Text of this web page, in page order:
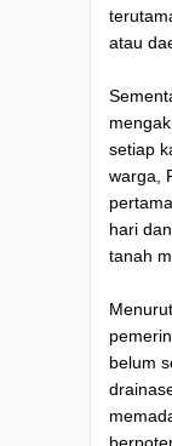
atau
setiap
warga,
hari
tanah
belum